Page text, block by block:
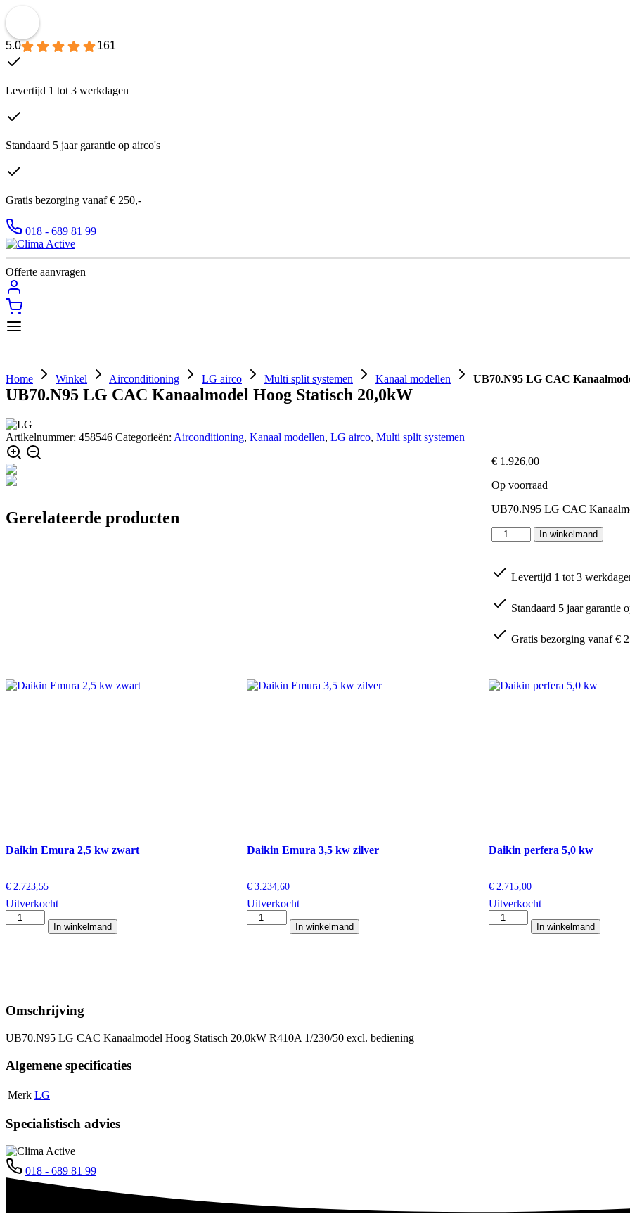
5.0 161
Levertijd 1 tot 3 werkdagen
Standaard 5 jaar garantie op airco's
Gratis bezorging vanaf € 250,-
018 - 689 81 99
Offerte aanvragen
Home Winkel Airconditioning LG airco Multi split systemen Kanaal modellen UB70.N95 LG CAC
UB70.N95 LG CAC Kanaalmodel Hoog Statisch 20,0kW
Artikelnummer: 458546 Categorieën: Airconditioning, Kanaal modellen, LG airco, Multi split systemen
€1.926,00
Op voorraad
UB70.N95 LG CAC
UB70.N95
LG
Kanaalmodel
Hoog
20,0kW
In winkelmand
Levertijd 1 tot 3
Standaard 5 jaar garantie
Gratis bezorging vanaf €
Gerelateerde producten
Daikin Emura 2,5 kw zwart
€ 2.723,55
Uitverkocht
Daikin
Emura
In winkelmand
Daikin Emura 3,5 kw zilver
€ 3.234,60
Uitverkocht
Daikin
Emura
In winkelmand
Daikin perfera 5,0 kw
€2.715,00
Uitverkocht
Daikin
perfera
In winkelmand
Omschrijving
UB70.N95 LG CAC Kanaalmodel Hoog Statisch 20,0kW R410A 1/230/50 excl. bediening
Algemene specificaties
Merk LG
Specialistisch advies
018 - 689 81 99